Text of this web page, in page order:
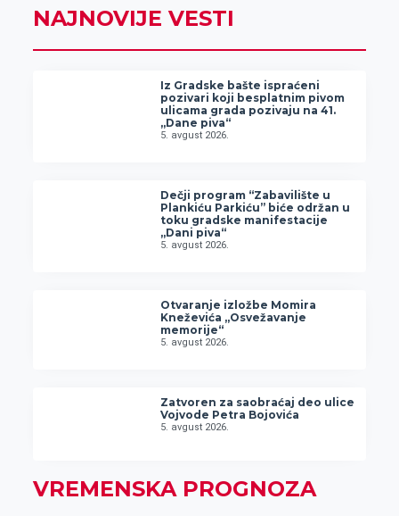
NAJNOVIJE VESTI
Iz Gradske bašte ispraćeni
pozivari koji besplatnim pivom
ulicama grada pozivaju na 41.
„Dane piva“
5. avgust 2026.
Dečji program “Zabavilište u
Plankiću Parkiću” biće održan u
toku gradske manifestacije
„Dani piva“
5. avgust 2026.
Otvaranje izložbe Momira
Kneževića „Osvežavanje
memorije“
5. avgust 2026.
Zatvoren za saobraćaj deo ulice
Vojvode Petra Bojovića
5. avgust 2026.
VREMENSKA PROGNOZA